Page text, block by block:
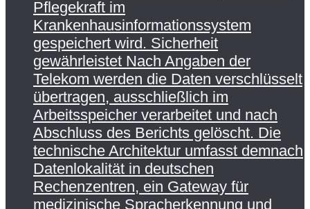
Pflegekraft im
Krankenhausinformationssystem
gespeichert wird. Sicherheit
gewährleistet Nach Angaben der
Telekom werden die Daten verschlüsselt
übertragen, ausschließlich im
Arbeitsspeicher verarbeitet und nach
Abschluss des Berichts gelöscht. Die
technische Architektur umfasst demnach
Datenlokalität in deutschen
Rechenzentren, ein Gateway für
medizinische Spracherkennung und